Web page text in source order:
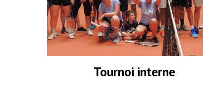
Tournoi interne